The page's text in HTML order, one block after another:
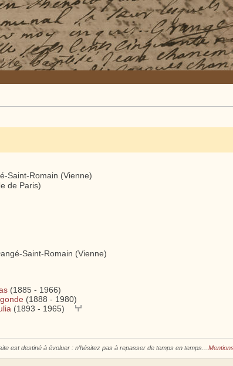
Saint-Romain (Vienne)
de Paris)
Saint-Romain (Vienne)
(1885 - 1966)
(1888 - 1980)
(1893 - 1965)
est destiné à évoluer : n'hésitez pas à repasser de temps en temps…